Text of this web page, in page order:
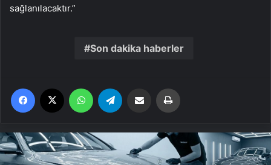
sağlanılacaktır.”
Son dakika haberler
Facebook WhatsApp Email'den paylaş